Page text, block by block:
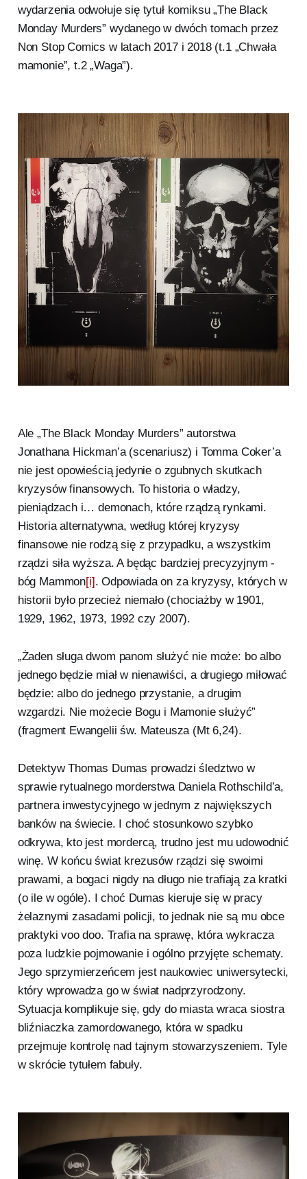
wydarzenia odwołuje się tytuł komiksu „The Black
Monday Murders” wydanego w dwóch tomach przez
Non Stop Comics w latach 2017 i 2018 (t.1 „Chwała
mamonie”, t.2 „Waga”).
Ale „The Black Monday Murders” autorstwa
Jonathana Hickman’a (scenariusz) i Tomma Coker’a
nie jest opowieścią jedynie o zgubnych skutkach
kryzysów finansowych. To historia o władzy,
pieniądzach i… demonach, które rządzą rynkami.
Historia alternatywna, według której kryzysy
finansowe nie rodzą się z przypadku, a wszystkim
rządzi siła wyższa. A będąc bardziej precyzyjnym -
bóg Mammon[i]. Odpowiada on za kryzysy, których w
historii było przecież niemało (chociażby w 1901,
1929, 1962, 1973, 1992 czy 2007).
„Żaden sługa dwom panom służyć nie może: bo albo
jednego będzie miał w nienawiści, a drugiego miłować
będzie: albo do jednego przystanie, a drugim
wzgardzi. Nie możecie Bogu i Mamonie służyć”
(fragment Ewangelii św. Mateusza (Mt 6,24).
Detektyw Thomas Dumas prowadzi śledztwo w
sprawie rytualnego morderstwa Daniela Rothschild’a,
partnera inwestycyjnego w jednym z największych
banków na świecie. I choć stosunkowo szybko
odkrywa, kto jest mordercą, trudno jest mu udowodnić
winę. W końcu świat krezusów rządzi się swoimi
prawami, a bogaci nigdy na długo nie trafiają za kratki
(o ile w ogóle). I choć Dumas kieruje się w pracy
żelaznymi zasadami policji, to jednak nie są mu obce
praktyki voo doo. Trafia na sprawę, która wykracza
poza ludzkie pojmowanie i ogólno przyjęte schematy.
Jego sprzymierzeńcem jest naukowiec uniwersytecki,
który wprowadza go w świat nadprzyrodzony.
Sytuacja komplikuje się, gdy do miasta wraca siostra
bliźniaczka zamordowanego, która w spadku
przejmuje kontrolę nad tajnym stowarzyszeniem. Tyle
w skrócie tytułem fabuły.